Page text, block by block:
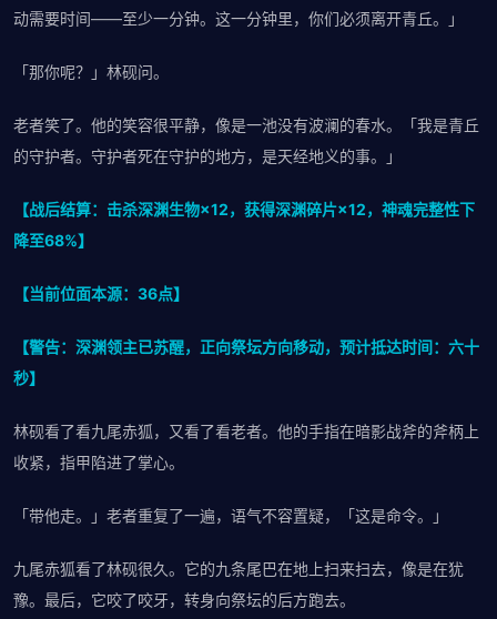
动需要时间——至少一分钟。这一分钟里，你们必须离开青丘。」
「那你呢？」林砚问。
老者笑了。他的笑容很平静，像是一池没有波澜的春水。「我是青丘
的守护者。守护者死在守护的地方，是天经地义的事。」
【战后结算：击杀深渊生物×12，获得深渊碎片×12，神魂完整性下
降至68%】
【当前位面本源：36点】
【警告：深渊领主已苏醒，正向祭坛方向移动，预计抵达时间：六十
秒】
林砚看了看九尾赤狐，又看了看老者。他的手指在暗影战斧的斧柄上
收紧，指甲陷进了掌心。
「带他走。」老者重复了一遍，语气不容置疑，「这是命令。」
九尾赤狐看了林砚很久。它的九条尾巴在地上扫来扫去，像是在犹
豫。最后，它咬了咬牙，转身向祭坛的后方跑去。